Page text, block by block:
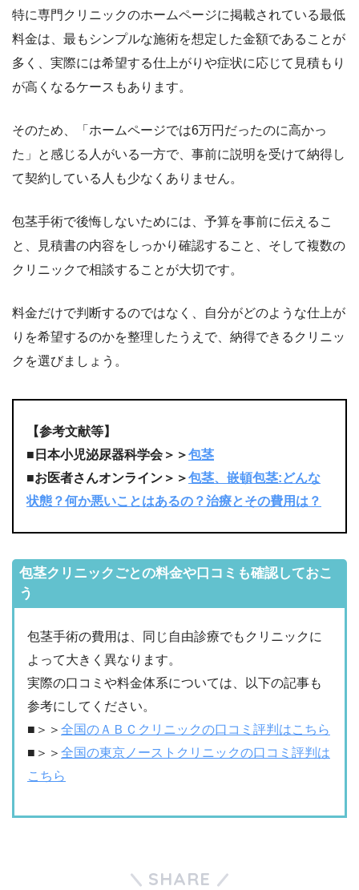
特に専門クリニックのホームページに掲載されている最低
料金は、最もシンプルな施術を想定した金額であることが
多く、実際には希望する仕上がりや症状に応じて見積もり
が高くなるケースもあります。
そのため、「ホームページでは6万円だったのに高かっ
た」と感じる人がいる一方で、事前に説明を受けて納得し
て契約している人も少なくありません。
包茎手術で後悔しないためには、予算を事前に伝えるこ
と、見積書の内容をしっかり確認すること、そして複数の
クリニックで相談することが大切です。
料金だけで判断するのではなく、自分がどのような仕上が
りを希望するのかを整理したうえで、納得できるクリニッ
クを選びましょう。
【参考文献等】
■日本小児泌尿器科学会＞＞包茎
■お医者さんオンライン＞＞包茎、嵌頓包茎:どんな
状態？何か悪いことはあるの？治療とその費用は？
包茎クリニックごとの料金や口コミも確認しておこ
う
包茎手術の費用は、同じ自由診療でもクリニックに
よって大きく異なります。
実際の口コミや料金体系については、以下の記事も
参考にしてください。
■＞＞ 全国のＡＢＣクリニックの口コミ評判はこちら
■＞＞ 全国の東京ノーストクリニックの口コミ評判は
こちら
SHARE